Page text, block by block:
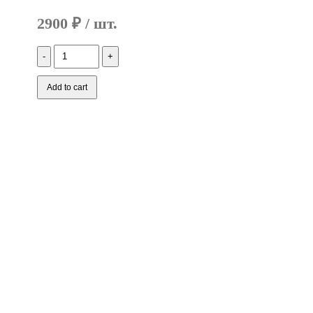
2900 ₽
Количество
dc020023k00
кабель
для
веб-
Add to cart